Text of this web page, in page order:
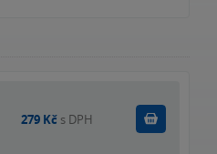
279 Kč s DPH Koupit